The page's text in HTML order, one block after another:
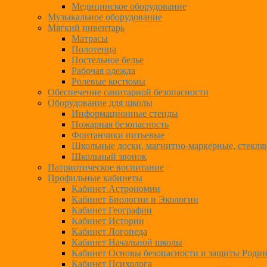
Медицинское оборудование
Музыкальное оборудование
Мягкий инвентарь
Матрасы
Полотенца
Постельное белье
Рабочая одежда
Ролевые костюмы
Обеспечение санитарной безопасности
Оборудование для школы
Информационные стенды
Пожарная безопасность
Фонтанчики питьевые
Школьные доски, магнитно-маркерные,
Школьный звонок
Патриотическое воспитание
Профильные кабинеты
Кабинет Астрономии
Кабинет Биологии и Экологии
Кабинет Географии
Кабинет Истории
Кабинет Логопеда
Кабинет Начальной школы
Кабинет Основы безопасности и защиты
Кабинет Психолога